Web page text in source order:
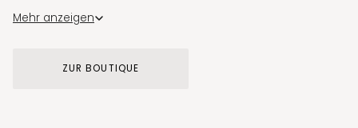
regelmäßig in authentischen Videos auf Instagram und
Mehr anzeigen
ZUR BOUTIQUE